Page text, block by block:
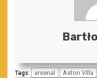
Tags: arsenal Aston Villa